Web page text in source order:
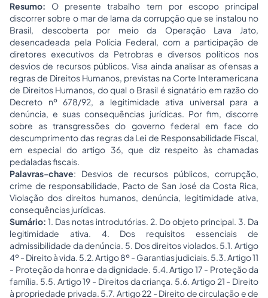
Resumo: O presente trabalho tem por escopo principal
discorrer sobre o mar de lama da corrupção que se instalou no
Brasil, descoberta por meio da Operação Lava Jato,
desencadeada pela Polícia Federal, com a participação de
diretores executivos da Petrobras e diversos políticos nos
desvios de recursos públicos. Visa ainda analisar as ofensas a
regras de Direitos Humanos, previstas na Corte Interamericana
de Direitos Humanos, do qual o Brasil é signatário em razão do
Decreto nº 678/92, a legitimidade ativa universal para a
denúncia, e suas consequências jurídicas. Por fim, discorre
sobre as transgressões do governo federal em face do
descumprimento das regras da Lei de Responsabilidade Fiscal,
em especial do artigo 36, que diz respeito às chamadas
pedaladas fiscais.
Palavras-chave: Desvios de recursos públicos, corrupção,
crime de responsabilidade, Pacto de San José da Costa Rica,
Violação dos direitos humanos, denúncia, legitimidade ativa,
consequências jurídicas.
Sumário: 1. Das notas introdutórias. 2. Do objeto principal. 3. Da
legitimidade ativa. 4. Dos requisitos essenciais de
admissibilidade da denúncia. 5. Dos direitos violados. 5.1. Artigo
4º - Direito à vida. 5.2. Artigo 8º - Garantias judiciais. 5.3. Artigo 11
- Proteção da honra e da dignidade. 5.4. Artigo 17 - Proteção da
família. 5.5. Artigo 19 - Direitos da criança. 5.6. Artigo 21 - Direito
à propriedade privada. 5.7. Artigo 22 - Direito de circulação e de